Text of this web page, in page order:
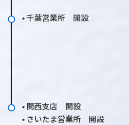
● 千葉営業所 開設
● 関西支店 開設
● さいたま営業所 開設